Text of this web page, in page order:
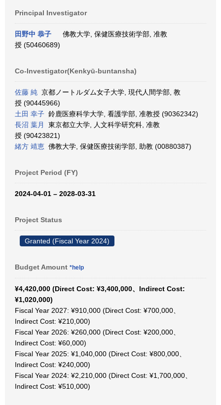
Principal Investigator
田野中 恭子
佛教大学, 保健医療技術学部, 准教
授 (50460689)
Co-Investigator(Kenkyū-buntansha)
佐藤 純 京都ノートルダム女子大学, 現代人間学部, 教
授 (90445966)
土田 幸子 鈴鹿医療科学大学, 看護学部, 准教授 (90362342)
長沼 葉月
東京都立大学, 人文科学研究科, 准教
授 (90423821)
緒方 靖恵 佛教大学, 保健医療技術学部, 助教 (00880387)
Project Period (FY)
2024-04-01 – 2028-03-31
Project Status
Granted (Fiscal Year 2024)
Budget Amount *help
¥4,420,000 (Direct Cost: ¥3,400,000、Indirect Cost:
¥1,020,000)
Fiscal Year 2027: ¥910,000 (Direct Cost: ¥700,000、
Indirect Cost: ¥210,000)
Fiscal Year 2026: ¥260,000 (Direct Cost: ¥200,000、
Indirect Cost: ¥60,000)
Fiscal Year 2025: ¥1,040,000 (Direct Cost: ¥800,000、
Indirect Cost: ¥240,000)
Fiscal Year 2024: ¥2,210,000 (Direct Cost: ¥1,700,000、
Indirect Cost: ¥510,000)